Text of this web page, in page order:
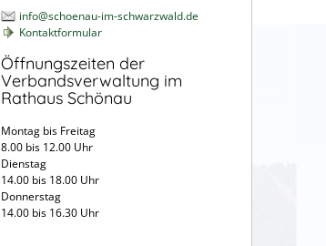
info@schoenau-im-schwarzwald.de
Kontaktformular
Öffnungszeiten der
Verbandsverwaltung im
Rathaus Schönau
Montag bis Freitag
8.00 bis 12.00 Uhr
Dienstag
14.00 bis 18.00 Uhr
Donnerstag
14.00 bis 16.30 Uhr